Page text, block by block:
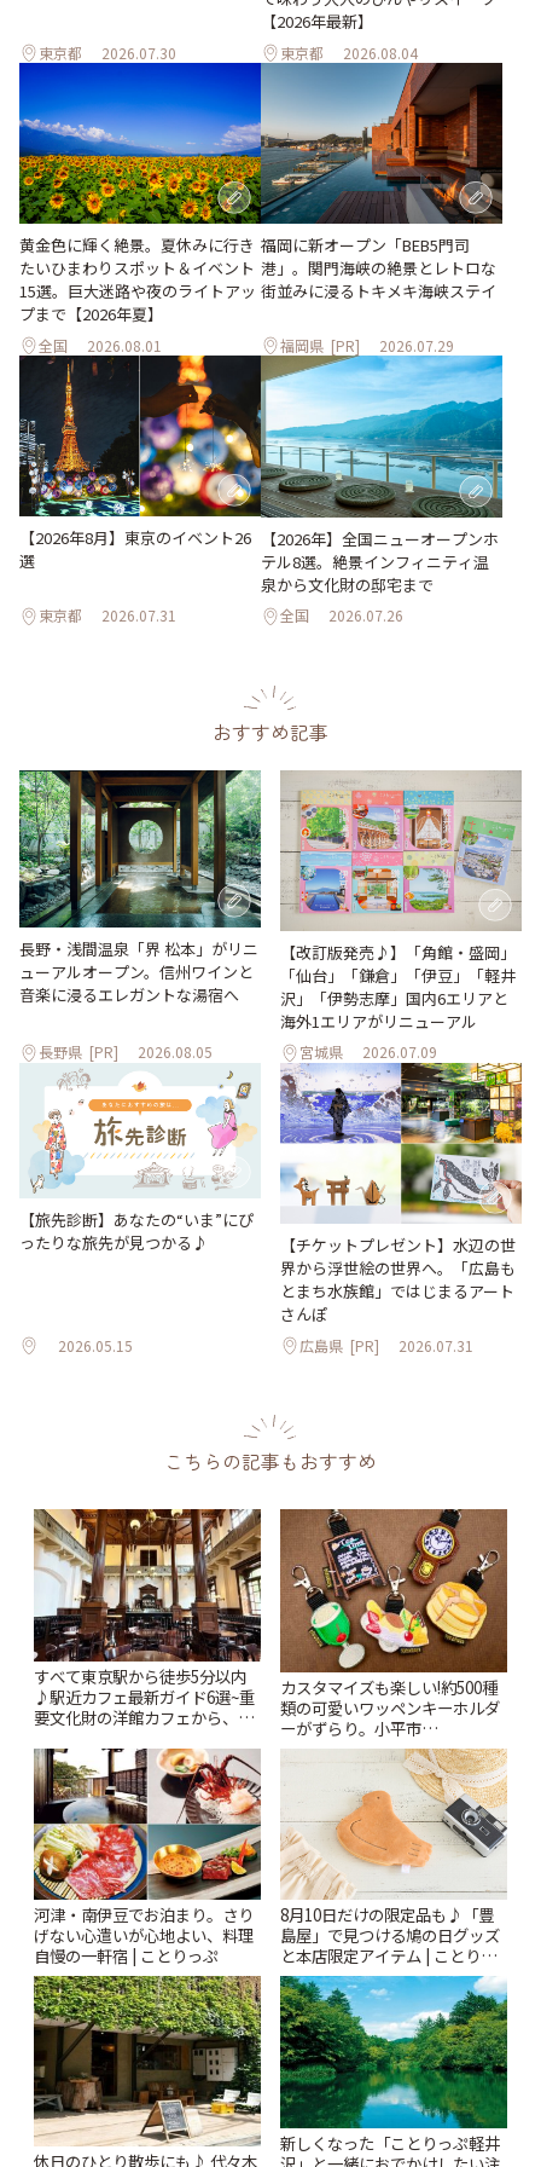
東京都 2026.07.30
【2026年最新】
東京都 2026.08.04
黄金色に輝く絶景。夏休みに行き
たいひまわりスポット＆イベント
15選。巨大迷路や夜のライトアッ
プまで【2026年夏】
全国 2026.08.01
福岡に新オープン「BEB5門司
港」。関門海峡の絶景とレトロな
街並みに浸るトキメキ海峡ステイ
福岡県 [PR] 2026.07.29
【2026年8月】東京のイベント26
選
東京都 2026.07.31
【2026年】全国ニューオープンホ
テル8選。絶景インフィニティ温
泉から文化財の邸宅まで
全国 2026.07.26
おすすめ記事
長野・浅間温泉「界 松本」がリニ
ューアルオープン。信州ワインと
音楽に浸るエレガントな湯宿へ
長野県 [PR] 2026.08.05
【改訂版発売♪】「角館・盛岡」
「仙台」「鎌倉」「伊豆」「軽井
沢」「伊勢志摩」国内6エリアと
海外1エリアがリニューアル
宮城県 2026.07.09
【旅先診断】あなたの“いま”にぴ
ったりな旅先が見つかる♪
2026.05.15
【チケットプレゼント】水辺の世
界から浮世絵の世界へ。「広島も
とまち水族館」ではじまるアート
さんぽ
広島県 [PR] 2026.07.31
こちらの記事もおすすめ
すべて東京駅から徒歩5分以内
♪駅近カフェ最新ガイド6選~重
要文化財の洋館カフェから、改
りっぷ
カスタマイズも楽しい!約500種
類の可愛いワッペンキーホルダ
ーがずらり。小平市
「Kimamaya T&K」 | ことりっ
ぷ
河津・南伊豆でお泊まり。さり
げない心遣いが心地よい、料理
自慢の一軒宿 | ことりっぷ
8月10日だけの限定品も♪「豊
島屋」で見つける鳩の日グッズ
と本店限定アイテム | ことりっ
ぷ
休日のひとり散歩にも♪ 代々木
新しくなった「ことりっぷ軽井